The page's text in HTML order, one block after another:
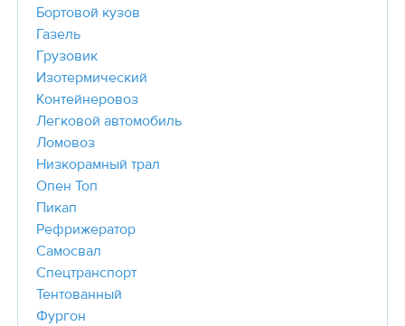
Бортовой кузов
Газель
Грузовик
Изотермический
Контейнеровоз
Легковой автомобиль
Ломовоз
Низкорамный трал
Опен Топ
Пикап
Рефрижератор
Самосвал
Спецтранспорт
Тентованный
Фургон